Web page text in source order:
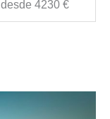
desde 4230 €